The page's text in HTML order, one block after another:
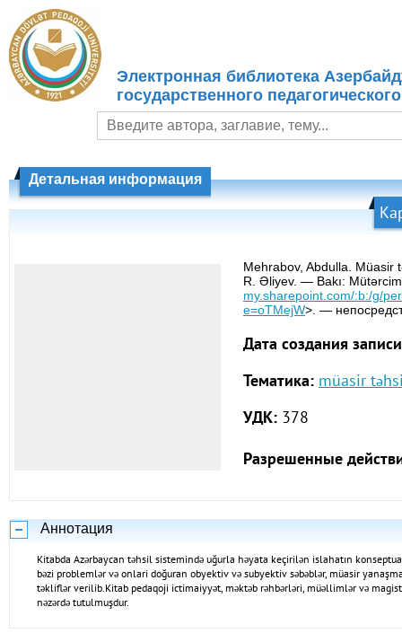
Электронная библиотека
государственного
Детальная информация
Mehrabov, Abdulla. Müasir
R. Əliyev. — Bakı:
my.sharepoint.com/:b:/g/
e=oTMejW>. —
Дата создания
Тематика: müasir
УДК: 378
Разрешенные
Аннотация
Kitabda Azərbaycan təhsil sistemində uğurla həyata keçirilən islahatın
bəzi problemlər və onlari doğuran obyektiv və subyektiv səbəblər, müasir
təkliflər verilib.Kitab pedaqoji ictimaiyyət, məktəb rəhbərləri, müəllimlər və
nəzərdə tutulmuşdur.